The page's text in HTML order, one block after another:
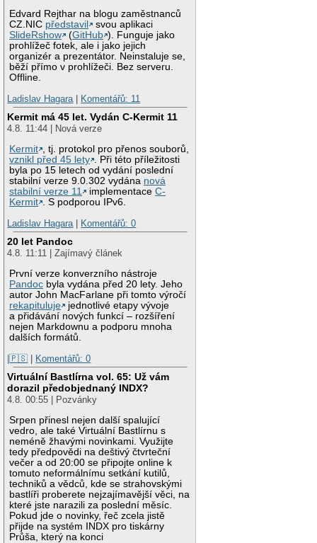
Edvard Rejthar na blogu zaměstnanců
CZ.NIC představil
svou aplikaci
SlideRshow
(GitHub ). Funguje jako
prohlížeč fotek, ale i jako jejich
organizér a prezentátor. Neinstaluje se,
běží přímo v prohlížeči. Bez serveru.
Offline.
Ladislav Hagara | Komentářů: 11
Kermit má 45 let. Vydán C-Kermit 11
4.8. 11:44 | Nová verze
Kermit , tj. protokol pro přenos souborů,
vznikl před 45 lety . Při této příležitosti
byla po 15 letech od vydání poslední
stabilní verze 9.0.302 vydána nová
stabilní verze 11
implementaceC-
Kermit . S podporou IPv6.
Ladislav Hagara | Komentářů: 0
20 let Pandoc
4.8. 11:11 | Zajímavý článek
První verze konverzního nástroje
Pandoc byla vydána před 20 lety. Jeho
autor John MacFarlane při tomto výročí
rekapituluje
jednotlivé etapy vývoje
a přidávání nových funkcí – rozšíření
nejen Markdownu a podporu mnoha
dalších formátů.
|🇵🇸 | Komentářů: 0
Virtuální Bastlírna vol. 65: Už vám
dorazil předobjednaný INDX?
4.8. 00:55 | Pozvánky
Srpen přinesl nejen další spalující
vedro, ale také Virtuální Bastlírnu s
neméně žhavými novinkami. Využijte
tedy předpovědi na deštivý čtvrteční
večer a od 20:00 se připojte online k
tomuto neformálnímu setkání kutilů,
techniků a vědců, kde se strahovskými
bastlíři proberete nejzajímavější věci, na
které jste narazili za poslední měsíc.
Pokud jde o novinky, řeč zcela jistě
přijde na systém INDX pro tiskárny
Průša, který na konci